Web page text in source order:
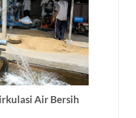
Air Bersih